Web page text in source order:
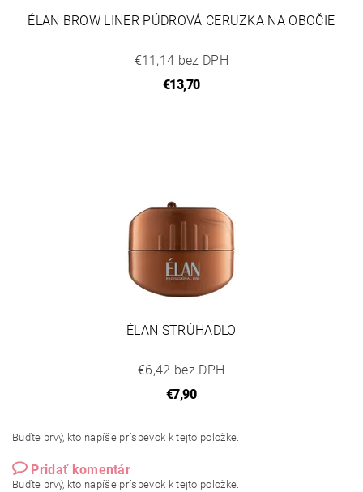
ÉLAN BROW LINER PÚDROVÁ CERUZKA NA OBOČIE
€11,14 bez DPH
€13,70
ÉLAN STRÚHADLO
€6,42 bez DPH
€7,90
Buďte prvý, kto napíše príspevok k tejto položke.
Pridať komentár
Buďte prvý, kto napíše príspevok k tejto položke.